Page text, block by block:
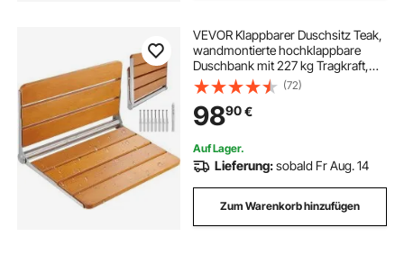
VEVOR Klappbarer Duschsitz Teak,
wandmontierte hochklappbare
Duschbank mit 227 kg Tragkraft,
platzsparender herunterklappbarer
Duschstuhl für Senioren,
Schwangere, Kinder 530 x 406 x
318 mm
(72)
9890€
Auf Lager.
Lieferung:sobald Fr Aug. 14
Zum Warenkorb hinzufügen